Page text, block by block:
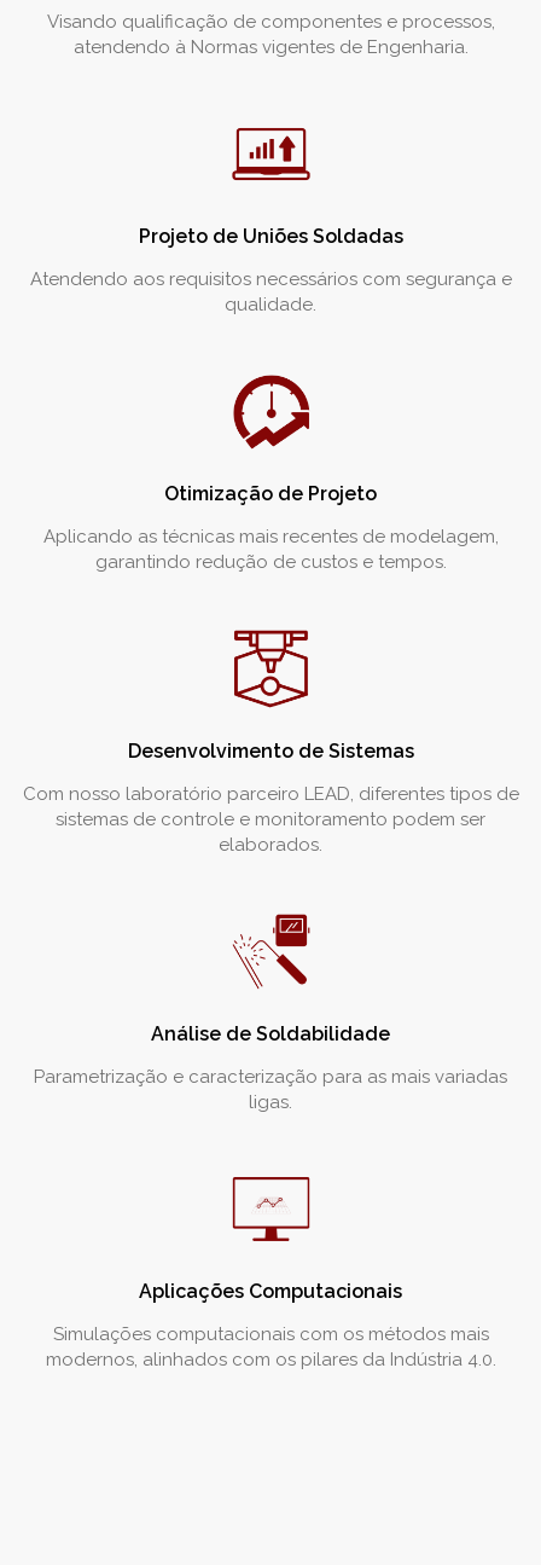
Visando qualificação de componentes e processos,
atendendo à Normas vigentes de Engenharia.
Projeto de Uniões Soldadas
Atendendo aos requisitos necessários com segurança e
qualidade.
Otimização de Projeto
Aplicando as técnicas mais recentes de modelagem,
garantindo redução de custos e tempos.
Desenvolvimento de Sistemas
Com nosso laboratório parceiro LEAD, diferentes tipos de
sistemas de controle e monitoramento podem ser
elaborados.
Análise de Soldabilidade
Parametrização e caracterização para as mais variadas
ligas.
Aplicações Computacionais
Simulações computacionais com os métodos mais
modernos, alinhados com os pilares da Indústria 4.0.